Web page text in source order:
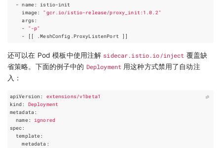
    image:
"gcr.io/istio-release/proxy_init:1.0.2"
    -
"-p"
    -
[[ .MeshConfig.ProxyListenPort ]]
还可以在 Pod 模板中使用注解 sidecar.istio.io/inject 覆盖缺
省策略。下面的例子中的 Deployment 用这种方式禁用了自动注
入：
apiVersion:
extensions/v1beta1
kind :
Deployment
metadata:
name:
ignored
spec :
template:
metadata :